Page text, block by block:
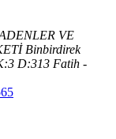
VE
Binbirdirek
D:313 Fatih -